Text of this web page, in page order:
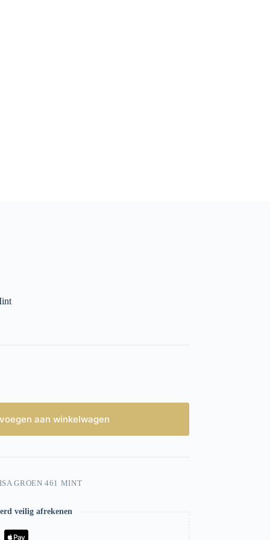
aan winkelwagen
GROEN 461 MINT
veilig afrekenen